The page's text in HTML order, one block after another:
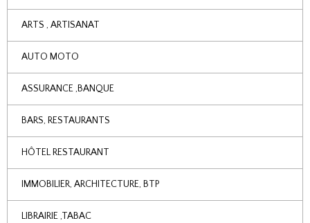
ARTS , ARTISANAT
AUTO MOTO
ASSURANCE ,BANQUE
BARS, RESTAURANTS
HÔTEL RESTAURANT
IMMOBILIER, ARCHITECTURE, BTP
LIBRAIRIE ,TABAC